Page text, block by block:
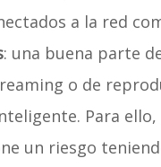
a la red
: una buena parte
o de
Para
un riesgo